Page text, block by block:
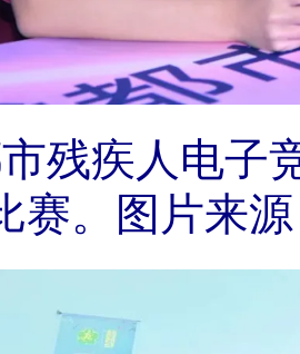
残疾人电子
赛。图片来